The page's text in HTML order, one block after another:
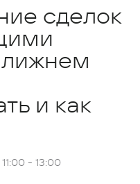
сделок
и как
- 13:00